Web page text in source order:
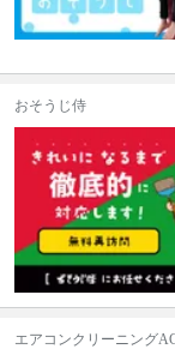
おそうじ侍
エアコンクリーニング